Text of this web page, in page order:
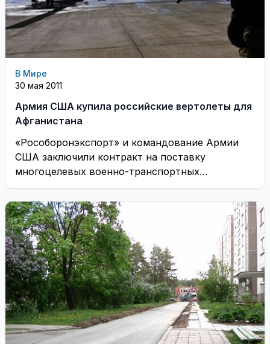
В Мире
30 мая 2011
Армия США купила российские вертолеты для
Афганистана
«Рособоронэкспорт» и командование Армии
США заключили контракт на поставку
многоцелевых военно-транспортных
вертолетов Афганистану, сообщает Defense
News